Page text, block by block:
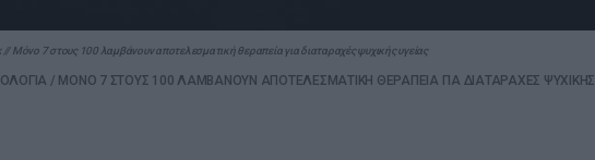
Μόνο 7 στους 100 λαμβάνουν αποτελεσματική θεραπεία για διαταραχές ψυχικής υγείας
/ ΜΟΝΟ 7 ΣΤΟΥΣ 100 ΛΑΜΒΑΝΟΥΝ ΑΠΟΤΕΛΕΣΜΑΤΙΚΗ ΘΕΡΑΠΕΙΑ ΓΙΑ ΔΙΑΤΑΡΑΧΕΣ ΨΥΧΙΚΗΣ